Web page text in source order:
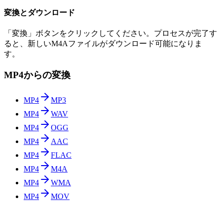
変換とダウンロード
「変換」ボタンをクリックしてください。プロセスが完了す
ると、新しいM4Aファイルがダウンロード可能になりま
す。
MP4からの変換
MP4
MP3
MP4
WAV
MP4
OGG
MP4
AAC
MP4
FLAC
MP4
M4A
MP4
WMA
MP4
MOV